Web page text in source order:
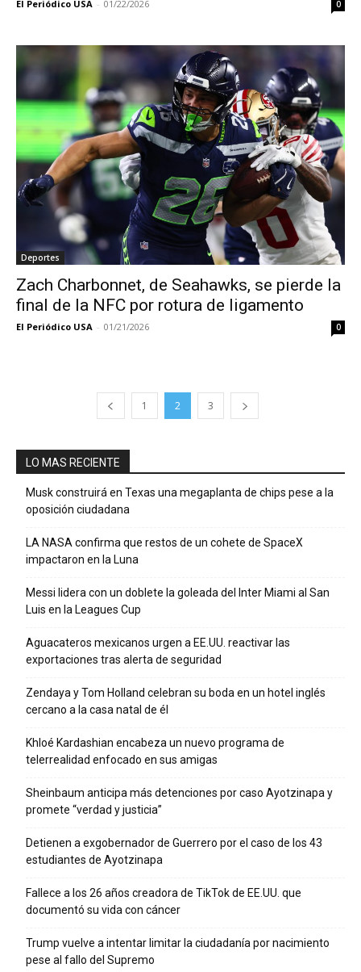
El Periódico USA - 01/22/2026 0
Deportes
Zach Charbonnet, de Seahawks, se pierde la
final de la NFC por rotura de ligamento
El Periódico USA - 01/21/2026 0
1 2 3
LO MAS RECIENTE
Musk construirá en Texas una megaplanta de chips pese a la
oposición ciudadana
LA NASA confirma que restos de un cohete de SpaceX
impactaron en la Luna
Messi lidera con un doblete la goleada del Inter Miami al San
Luis en la Leagues Cup
Aguacateros mexicanos urgen a EE.UU. reactivar las
exportaciones tras alerta de seguridad
Zendaya y Tom Holland celebran su boda en un hotel inglés
cercano a la casa natal de él
Khloé Kardashian encabeza un nuevo programa de
telerrealidad enfocado en sus amigas
Sheinbaum anticipa más detenciones por caso Ayotzinapa y
promete “verdad y justicia”
Detienen a exgobernador de Guerrero por el caso de los 43
estudiantes de Ayotzinapa
Fallece a los 26 años creadora de TikTok de EE.UU. que
documentó su vida con cáncer
Trump vuelve a intentar limitar la ciudadanía por nacimiento
pese al fallo del Supremo